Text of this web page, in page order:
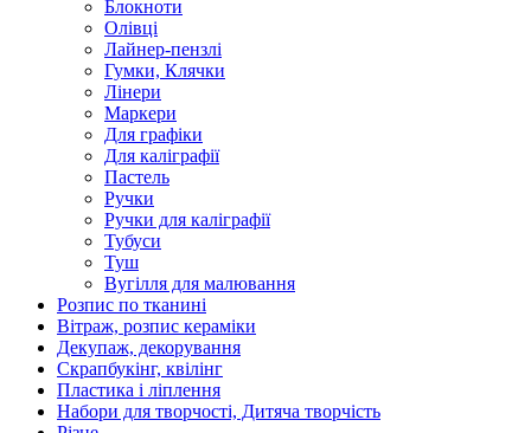
Блокноти
Олівці
Лайнер-пензлі
Гумки, Клячки
Лінери
Маркери
Для графіки
Для каліграфії
Пастель
Ручки
Ручки для каліграфії
Тубуси
Туш
Вугілля для малювання
Розпис по тканині
Вітраж, розпис кераміки
Декупаж, декорування
Скрапбукінг, квілінг
Пластика і ліплення
Набори для творчості, Дитяча творчість